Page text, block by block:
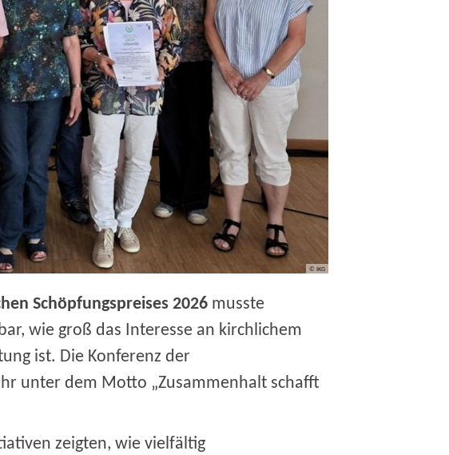
© IKG
Schöpfungspreises 2026musste
wie groß das Interesse an kirchlichem
ist. Die Konferenz der
unter dem Motto „Zusammenhalt schafft
zeigten, wie vielfältig